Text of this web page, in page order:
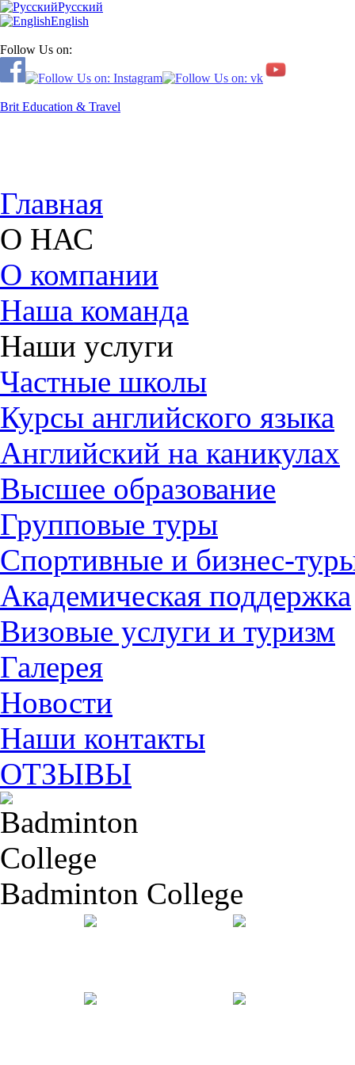
Русский
English
Follow Us on:
Brit Education & Travel
Главная
О НАС
О компании
Наша команда
Наши услуги
Частные школы
Курсы английского языка
Английский на каникулах
Высшее образование
Групповые туры
Спортивные и бизнес-
Академическая поддержка
Визовые услуги и туризм
Галерея
Новости
Наши контакты
ОТЗЫВЫ
Badminton College